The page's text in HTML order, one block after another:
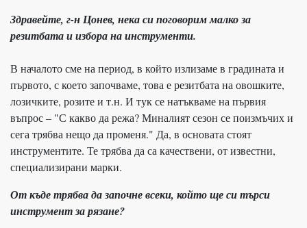
Здравейте, г-н Цонев, нека си поговорим малко за
резитбата и избора на инструменти.
В началото сме на период, в който излизаме в градината и
първото, с което започваме, това е резитбата на овошките,
лозичките, розите и т.н. И тук се натъкваме на първия
въпрос – "С какво да режа? Миналият сезон се поизмъчих и
сега трябва нещо да променя." Да, в основата стоят
инструментите. Те трябва да са качествени, от известни,
специализирани марки.
От къде трябва да започне всеки, който ще си търси
инструмент за рязане?